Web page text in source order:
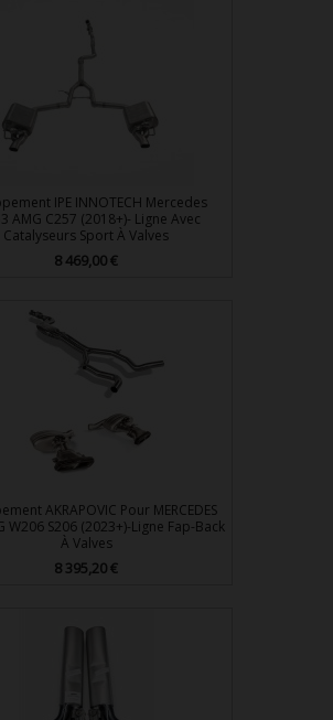
IPE INNOTECH Mercedes
AMG C257 (2018+)- Ligne Avec
Catalyseurs Sport À Valves
Prix
8 469,00 €
AKRAPOVIC Pour MERCEDES
W206 S206 (2023+)-Ligne Fap-Back
À Valves
Prix
8 395,20 €